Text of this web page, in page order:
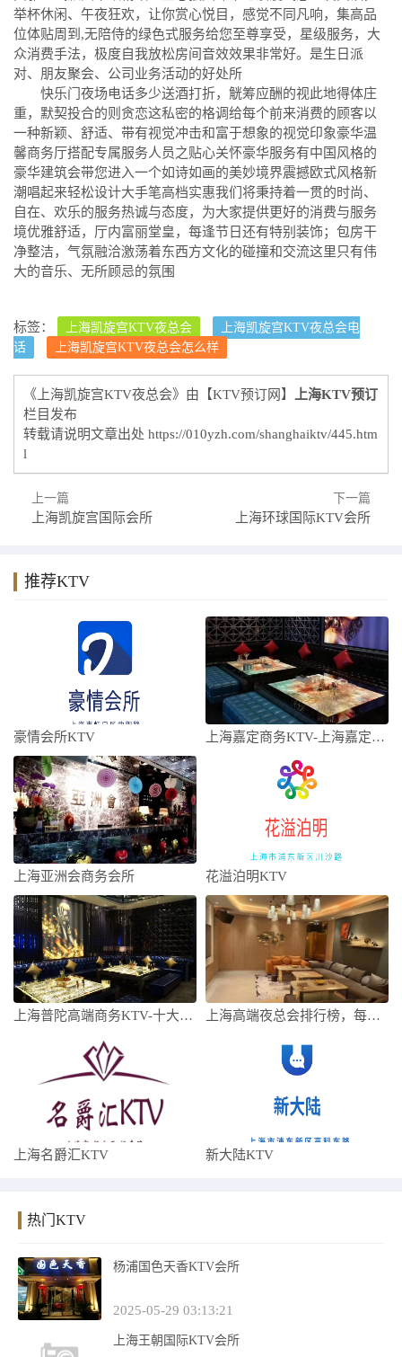
举杯休闲、午夜狂欢，让你赏心悦目，感觉不同凡响，集高品
位体贴周到,无陪侍的绿色式服务给您至尊享受，星级服务，大
众消费手法，极度自我放松房间音效效果非常好。是生日派
对、朋友聚会、公司业务活动的好处所
快乐门夜场电话多少送酒打折，觥筹应酬的视此地得体庄
重，默契投合的则贪恋这私密的格调给每个前来消费的顾客以
一种新颖、舒适、带有视觉冲击和富于想象的视觉印象豪华温
馨商务厅搭配专属服务人员之贴心关怀豪华服务有中国风格的
豪华建筑会带您进入一个如诗如画的美妙境界震撼欧式风格新
潮唱起来轻松设计大手笔高档实惠我们将秉持着一贯的时尚、
自在、欢乐的服务热诚与态度，为大家提供更好的消费与服务
境优雅舒适，厅内富丽堂皇，每逢节日还有特别装饰；包房干
净整洁，气氛融洽激荡着东西方文化的碰撞和交流这里只有伟
大的音乐、无所顾忌的氛围
标签： 上海凯旋宫KTV夜总会
上海凯旋宫KTV夜总会电
话
上海凯旋宫KTV夜总会怎么样
《上海凯旋宫KTV夜总会》由【KTV预订网】
上海KTV预订
栏目发布
转载请说明文章出处 https://010yzh.com/shanghaiktv/445.htm
l
上一篇
上海凯旋宫国际会所
下一篇
上海环球国际KTV会所
推荐KTV
豪情会所KTV 上海嘉定商务KTV-上海嘉定商务KTV预
上海亚洲会商务会所 花溢泊明KTV
上海普陀高端商务KTV-十大高档商务KT 上海高端夜总会排行榜，每一家都是高端的存
上海名爵汇KTV 新大陆KTV
热门KTV
杨浦国色天香KTV会所
2025-05-29 03:13:21
上海王朝国际KTV会所